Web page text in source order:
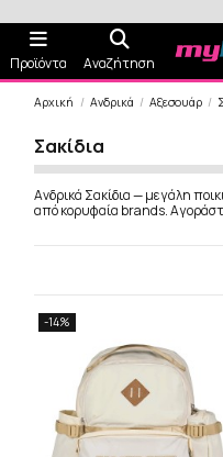
Προϊόντα Αναζήτηση
Αρχική Ανδρικά Αξεσουάρ
Σακίδια
Ανδρικά Σακίδια — μεγάλη
από κορυφαία brands.
-14%